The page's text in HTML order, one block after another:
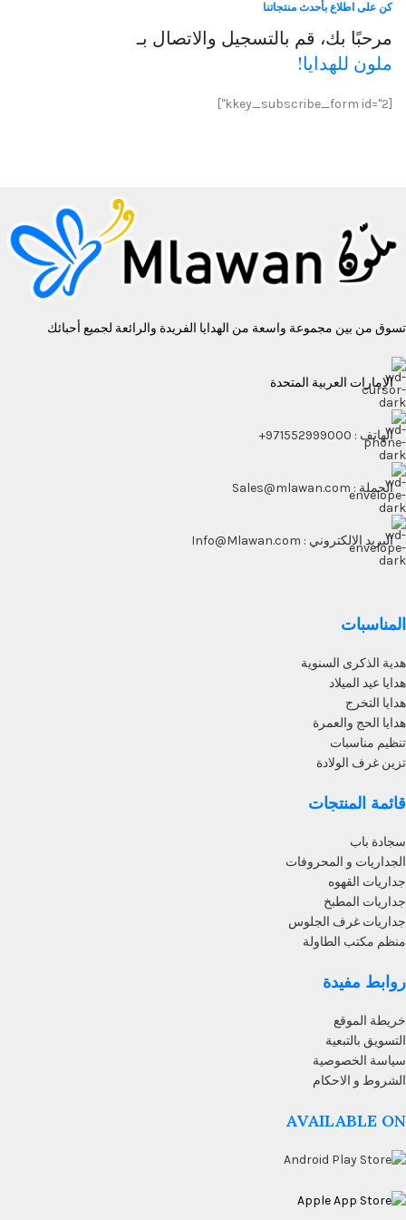
كن على اطلاع بأحدث منتجاتنا
مرحبًا بك، قم بالتسجيل والاتصال بـ
ملون للهدايا!
[kkey_subscribe_form id="2"]
تسوق من بين مجموعة واسعة من الهدايا الفريدة والرائعة لجميع أحبائك
الإمارات العربية المتحدة
الهاتف : 971552999000+
الجملة : Sales@mlawan.com
البريد الالكتروني : Info@Mlawan.com
المناسبات
هدية الذكرى السنوية
هدايا عيد الميلاد
هدايا التخرج
هدايا الحج والعمرة
تنظيم مناسبات
تزين غرف الولادة
قائمة المنتجات
سجادة باب
الجداريات و المحروفات
جداريات القهوه
جداريات المطبخ
جداريات غرف الجلوس
منظم مكتب الطاولة
روابط مفيدة
خريطة الموقع
التسويق بالتبعية
سياسة الخصوصية
الشروط و الاحكام
AVAILABLE ON